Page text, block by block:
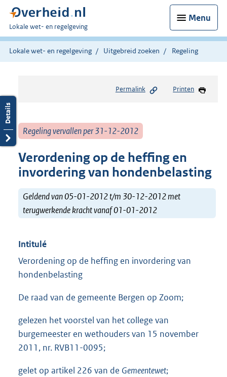
Menu
U
bent
hier:
Lokale wet- en regelgeving
Lokale wet- en regelgeving Uitgebreid zoeken Regeling
Permalink Printen
Regeling vervallen per 31-12-2012
Verordening op de heffing en
invordering van hondenbelasting
Geldend van 05-01-2012 t/m 30-12-2012 met
terugwerkende kracht vanaf 01-01-2012
Intitulé
Verordening op de heffing en invordering van
hondenbelasting
De raad van de gemeente Bergen op Zoom;
gelezen het voorstel van het college van
burgemeester en wethouders van 15 november
2011, nr. RVB11-0095;
gelet op artikel 226 van de Gemeentewet;